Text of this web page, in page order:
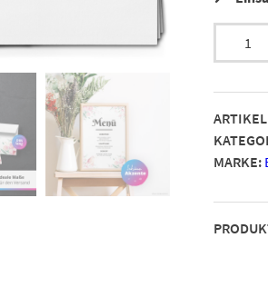
SET
|
Rosa
Blüten
|
Papier
MARKE: